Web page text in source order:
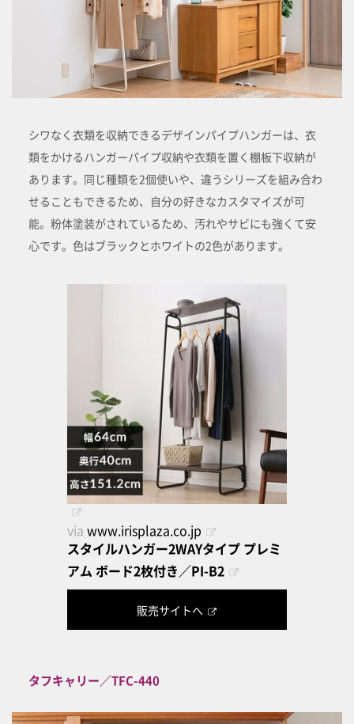
シワなく衣類を収納できるデザインパイプハンガーは、衣
類をかけるハンガーパイプ収納や衣類を置く棚板下収納が
あります。同じ種類を2個使いや、違うシリーズを組み合わ
せることもできるため、自分の好きなカスタマイズが可
能。粉体塗装がされているため、汚れやサビにも強くて安
心です。色はブラックとホワイトの2色があります。
via www.irisplaza.co.jp
スタイルハンガー2WAYタイプ プレミ
アム ボード2枚付き／PI-B2
販売サイトへ
タフキャリー／TFC-440